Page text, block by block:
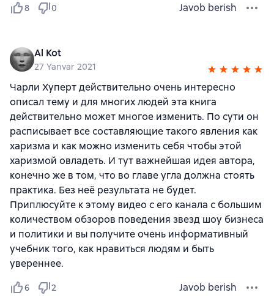
8 0 Javob berish
Al Kot
27 Yanvar 2021
Чарли Хуперт действительно очень интересно
описал тему и для многих людей эта книга
действительно может многое изменить. По сути он
расписывает все составляющие такого явления как
харизма и как можно изменить себя чтобы этой
харизмой овладеть. И тут важнейшая идея автора,
конечно же в том, что во главе угла должна стоять
практика. Без неё результата не будет.
Приплюсуйте к этому видео с его канала с большим
количеством обзоров поведения звезд шоу бизнеса
и политики и вы получите очень информативный
учебник того, как нравиться людям и быть
увереннее.
6 2 Javob berish